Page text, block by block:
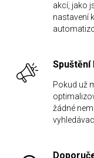
akcí, jako
nastavení
Spuštění
Pokud už
žádné